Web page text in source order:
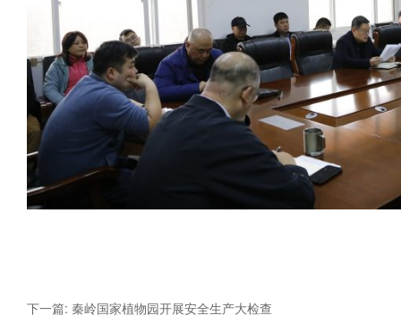
下一篇: 秦岭国家植物园开展安全生产大检查